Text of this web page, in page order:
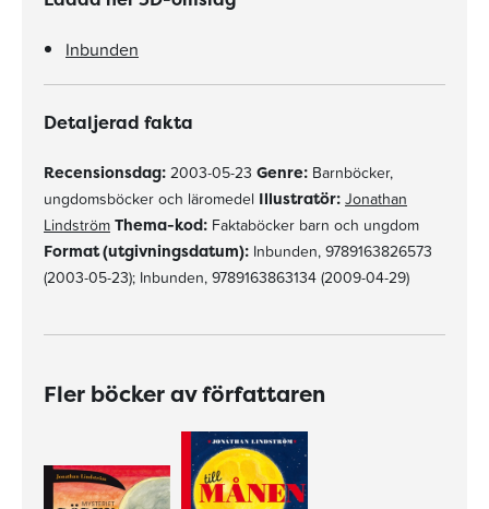
Inbunden
Detaljerad fakta
Recensionsdag: 2003-05-23 Genre: Barnböcker,
ungdomsböcker och läromedel Illustratör: Jonathan
Lindström Thema-kod: Faktaböcker barn och ungdom
Format (utgivningsdatum): Inbunden, 9789163826573
(2003-05-23); Inbunden, 9789163863134 (2009-04-29)
Fler böcker av författaren